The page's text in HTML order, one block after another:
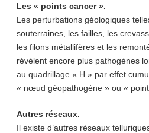
Les « points cancer ».
Les perturbations géologiques
souterraines, les failles, les
les filons métallifères et les
révèlent encore plus pathogènes
au quadrillage « H » par effet
« nœud géopathogène » ou « point
Autres réseaux.
Il existe d’autres réseaux